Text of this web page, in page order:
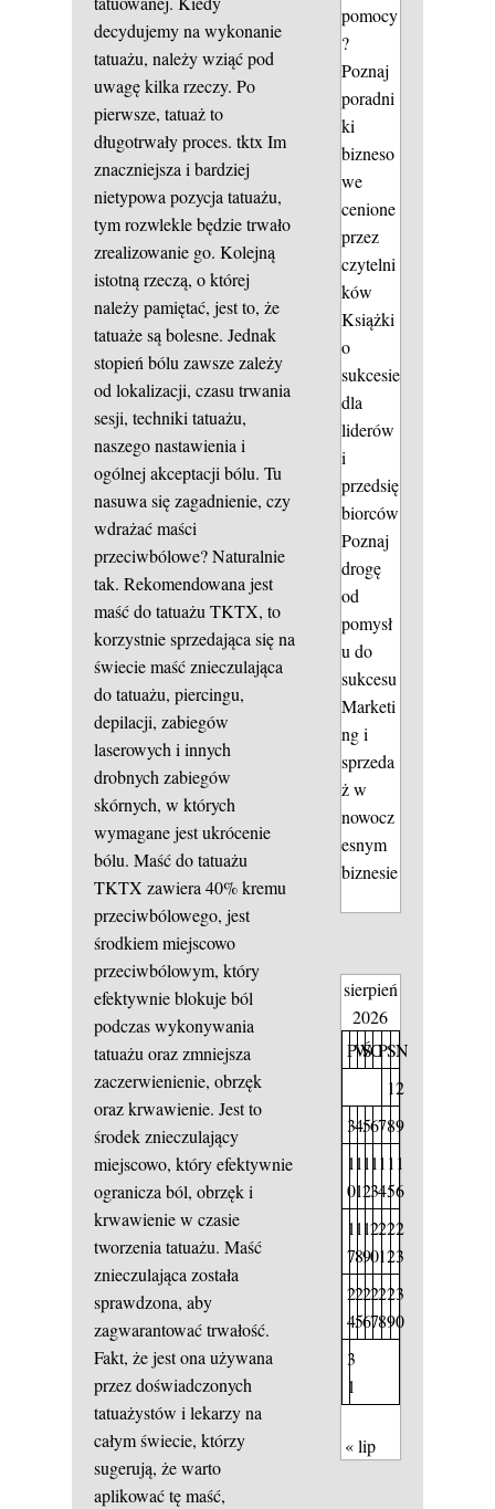
decydujemy na wykonanie
tatuażu, należy wziąć pod
uwagę kilka rzeczy. Po
pierwsze, tatuaż to
długotrwały proces. tktx Im
znaczniejsza i bardziej
nietypowa pozycja tatuażu,
tym rozwlekle będzie trwało
zrealizowanie go. Kolejną
istotną rzeczą, o której
należy pamiętać, jest to, że
tatuaże są bolesne. Jednak
stopień bólu zawsze zależy
od lokalizacji, czasu trwania
sesji, techniki tatuażu,
naszego nastawienia i
ogólnej akceptacji bólu. Tu
nasuwa się zagadnienie, czy
wdrażać maści
przeciwbólowe? Naturalnie
tak. Rekomendowana jest
maść do tatuażu TKTX, to
korzystnie sprzedająca się na
świecie maść znieczulająca
do tatuażu, piercingu,
depilacji, zabiegów
laserowych i innych
drobnych zabiegów
skórnych, w których
wymagane jest ukrócenie
bólu. Maść do tatuażu
TKTX zawiera 40% kremu
przeciwbólowego, jest
środkiem miejscowo
przeciwbólowym, który
efektywnie blokuje ból
podczas wykonywania
tatuażu oraz zmniejsza
zaczerwienienie, obrzęk
oraz krwawienie. Jest to
środek znieczulający
miejscowo, który efektywnie
ogranicza ból, obrzęk i
krwawienie w czasie
tworzenia tatuażu. Maść
znieczulająca została
sprawdzona, aby
zagwarantować trwałość.
Fakt, że jest ona używana
przez doświadczonych
tatuażystów i lekarzy na
całym świecie, którzy
sugerują, że warto
aplikować tę maść,
pomocy
?
Poznaj
poradni
ki
bizneso
we
cenione
przez
czytelni
ków
Książki
o
sukcesie
dla
liderów
i
przedsię
biorców
Poznaj
drogę
od
pomysł
u do
sukcesu
Marketi
ng i
sprzeda
ż w
nowocz
esnym
biznesie
sierpień
2026
PW
ŚCPSN
12
3456789
1
0
1
1
1
2
1
3
1
4
1
5
1
6
1
7
1
8
1
9
2
0
2
1
2
2
2
3
2
4
2
5
2
6
2
7
2
8
2
9
3
0
3
1
« lip